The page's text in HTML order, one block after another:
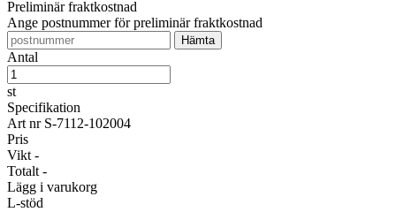
Preliminär fraktkostnad
Ange postnummer för preliminär fraktkostnad
Antal
st
Specifikation
Art nr S-7112-102004
Pris
Vikt -
Totalt -
Lägg i varukorg
L-stöd